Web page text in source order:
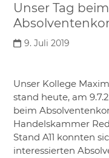
Unser Tag beim
9. Juli 2019
Unser Kollege
stand heute, am
beim
Handelskammer
Stand A11 konnten
interessierten